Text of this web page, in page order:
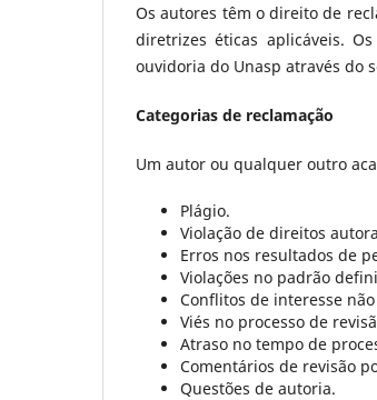
Os autores têm o direito de
diretrizes éticas aplicáveis.
ouvidoria do Unasp através do
Categorias de reclamação
Um autor ou qualquer outro
Plágio.
Violação de direitos
Erros nos resultados de
Violações no padrão
Conflitos de interesse
Viés no processo de
Atraso no tempo de
Comentários de revisão
Questões de autoria.